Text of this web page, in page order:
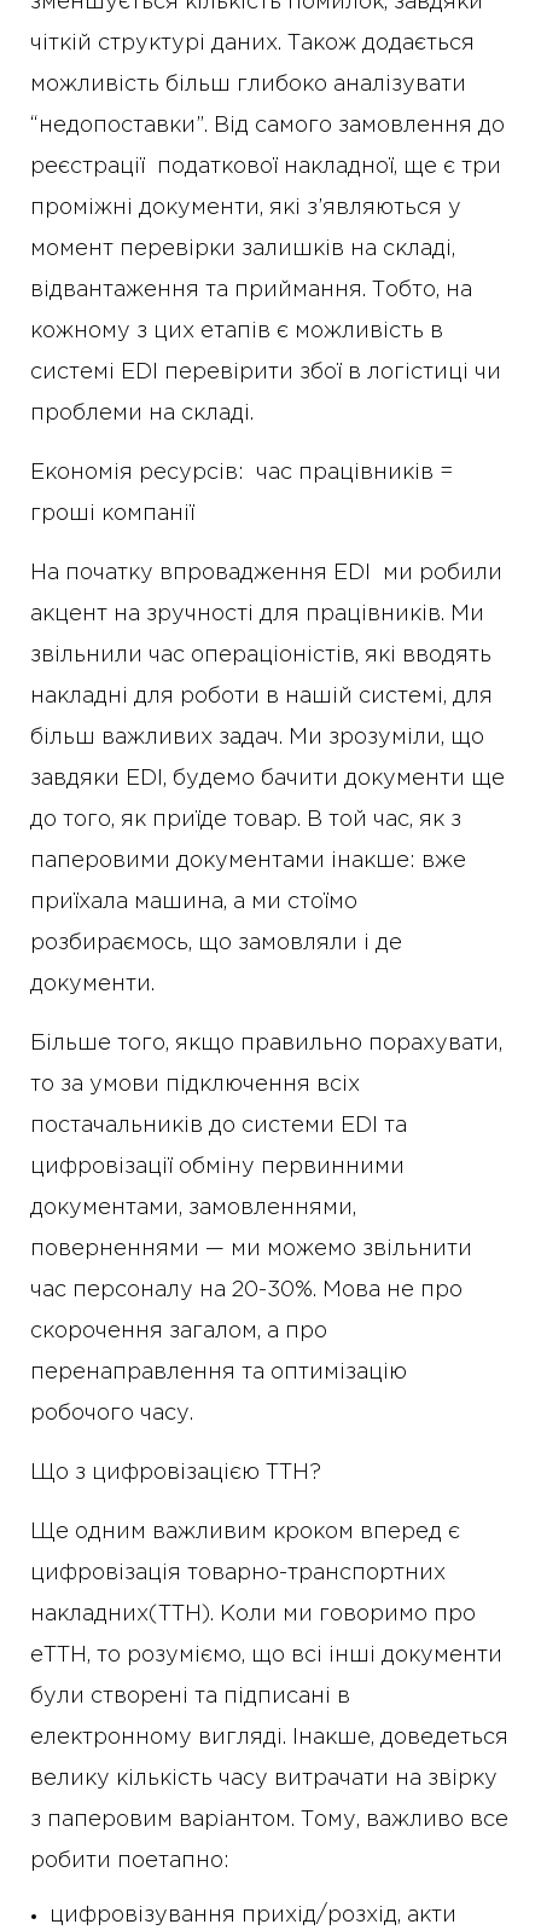
чіткій структурі даних. Також додається
можливість більш глибоко аналізувати
“недопоставки”. Від самого замовлення до
реєстрації податкової накладної, ще є три
проміжні документи, які з’являються у
момент перевірки залишків на складі,
відвантаження та приймання. Тобто, на
кожному з цих етапів є можливість в
системі EDI перевірити збої в логістиці чи
проблеми на складі.
Економія ресурсів: час працівників =
гроші компанії
На початку впровадження EDI ми робили
акцент на зручності для працівників. Ми
звільнили час операціоністів, які вводять
накладні для роботи в нашій системі, для
більш важливих задач. Ми зрозуміли, що
завдяки EDI, будемо бачити документи ще
до того, як приїде товар. В той час, як з
паперовими документами інакше: вже
приїхала машина, а ми стоїмо
розбираємось, що замовляли і де
документи.
Більше того, якщо правильно порахувати,
то за умови підключення всіх
постачальників до системи EDI та
цифровізації обміну первинними
документами, замовленнями,
поверненнями — ми можемо звільнити
час персоналу на 20-30%. Мова не про
скорочення загалом, а про
перенаправлення та оптимізацію
робочого часу.
Що з цифровізацією ТТН?
Ще одним важливим кроком вперед є
цифровізація товарно-транспортних
накладних(ТТН). Коли ми говоримо про
еТТН, то розуміємо, що всі інші документи
були створені та підписані в
електронному вигляді. Інакше, доведеться
велику кількість часу витрачати на звірку
з паперовим варіантом. Тому, важливо все
робити поетапно:
цифровізування прихід/розхід, акти